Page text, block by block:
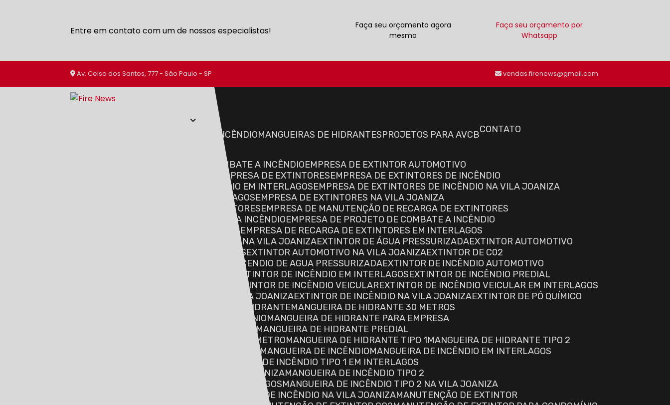
Entre em contato com um de nossos especialistas!
Faça seu orçamento agora
mesmo
Faça seu orçamento por
Whatsapp
Av. Celso dos Santos, 777 - São Paulo - SP vendas.firenews@gmail.com
EXTINTORES DE INCÊNDIO
MANGUEIRAS DE HIDRANTES PROJETOS PARA AVCB CONTATO
EMPRESA DE COMBATE A INCÊNDIO
EMPRESA DE EXTINTOR AUTOMOTIVO
EMPRESA DE EXTINTORES
EMPRESA DE EXTINTORES DE INCÊNDIO
EMPRESA DE EXTINTORES DE INCÊNDIO EM INTERLAGOS
EMPRESA DE EXTINTORES DE INCÊNDIO NA VILA JOANIZA
EMPRESA DE EXTINTORES EM INTERLAGOS
EMPRESA DE EXTINTORES NA VILA JOANIZA
EMPRESA DE MANUTENÇÃO DE EXTINTORES
EMPRESA DE MANUTENÇÃO DE RECARGA DE EXTINTORES
EMPRESA DE MATERIAIS DE COMBATE A INCÊNDIO
EMPRESA DE PROJETO DE COMBATE A INCÊNDIO
EMPRESA DE RECARGA DE EXTINTORES EMPRESA DE RECARGA DE EXTINTORES EM INTERLAGOS
EMPRESA DE RECARGA DE EXTINTORES NA VILA JOANIZA EXTINTOR DE ÁGUA PRESSURIZADA EXTINTOR AUTOMOTIVO
EXTINTOR AUTOMOTIVO EM INTERLAGOS EXTINTOR AUTOMOTIVO NA VILA JOANIZA EXTINTOR DE C02
EXTINTOR DE INCENDIO DE AGUA PRESSURIZADA EXTINTOR DE INCÊNDIO AUTOMOTIVO
EXTINTOR DE INCÊNDIO EM INTERLAGOS EXTINTOR DE INCÊNDIO PREDIAL
EXTINTOR DE INCÊNDIO VEICULAR EXTINTOR DE INCÊNDIO VEICULAR EM INTERLAGOS
EXTINTOR DE INCÊNDIO VEICULAR NA VILA JOANIZA EXTINTOR DE INCÊNDIO NA VILA JOANIZA EXTINTOR DE PÓ QUÍMICO
MANGUEIRA DE HIDRANTE
MANGUEIRA DE HIDRANTE 30 METROS
MANGUEIRA DE HIDRANTE PARA CONDOMÍNIO
MANGUEIRA DE HIDRANTE PARA EMPRESA
MANGUEIRA DE HIDRANTE PREDIAL
MANGUEIRA DE HIDRANTE COM SELO DO INMETRO
MANGUEIRA DE HIDRANTE TIPO 1
MANGUEIRA DE HIDRANTE TIPO 2
MANGUEIRA DE HIDRANTE NA VILA JOANIZA
MANGUEIRA DE INCÊNDIO
MANGUEIRA DE INCÊNDIO EM INTERLAGOS
MANGUEIRA DE INCÊNDIO TIPO 1 EM INTERLAGOS
MANGUEIRA DE INCÊNDIO TIPO 1 NA VILA JOANIZA
MANGUEIRA DE INCÊNDIO TIPO 2
MANGUEIRA DE INCÊNDIO TIPO 2 EM INTERLAGOS
MANGUEIRA DE INCÊNDIO TIPO 2 NA VILA JOANIZA
MANGUEIRA DE INCÊNDIO NA VILA JOANIZA
MANUTENÇÃO DE EXTINTOR